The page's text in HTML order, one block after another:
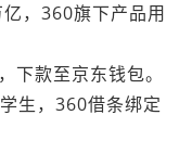
，360旗下产品用
下款至京东钱包。
生，360借条绑定